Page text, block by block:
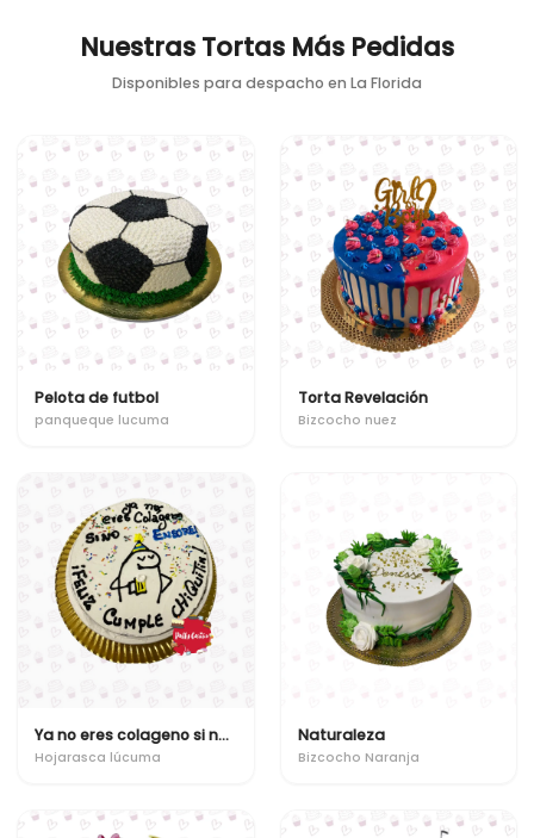
Nuestras Tortas Más Pedidas
Disponibles para despacho en La Florida
Pelota de futbol
panqueque lucuma
Torta Revelación
Bizcocho nuez
Ya no eres colageno si no ensure!
Hojarasca lúcuma
Naturaleza
Bizcocho Naranja